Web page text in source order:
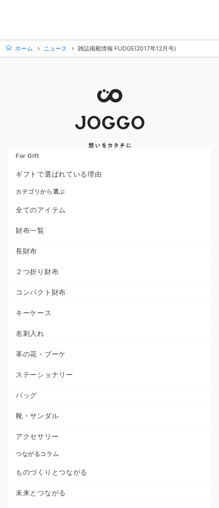
ホーム ニュース 雑誌掲載情報 FUDGE(2017年12月号)
For Gift
ギフトで選ばれている理由
カテゴリから選ぶ
全てのアイテム
財布一覧
長財布
２つ折り財布
コンパクト財布
キーケース
名刺入れ
革の花・ブーケ
ステーショナリー
バッグ
靴・サンダル
アクセサリー
つながるコラム
ものづくりとつながる
未来とつながる